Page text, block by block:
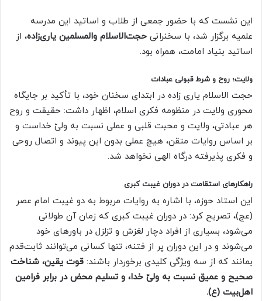
این نشست که با حضور جمعی از طلاب و اساتید این مدرسه
علمیه برگزار شد، با سخنرانی حجت‌الاسلام والمسلمین یاری‌زاده، از
اساتید بنیاد امامت، همراه بود.
ولایت؛ روح و شرط قبولی عبادات
حجت‌ الاسلام یاری‌ زاده در ابتدای سخنان خود، با تأکید بر جایگاه
محوری ولایت در منظومه فکری اسلام، اظهار داشت: حقیقت و روح
هر عبادتی، ولایت و محبت قلبی و عملی نسبت به ولیّ خداست و
بر اساس روایات متقن، هیچ عملی بدون این پیوند و اتصال روحی
و فکری پذیرفته درگاه الهی نخواهد شد.
راهکارهای استقامت در دوران غیبت کبری
این استاد حوزه، با اشاره به روایات مربوط به دو غیبت امام عصر
(عج)، تصریح کرد: در دوران غیبت کبری که زمان آن طولانی
می‌شود، بسیاری از افراد دچار لغزش و تزلزل در باورهای خود
می‌شوند و در این دوران پر از فتنه، تنها کسانی می‌توانند ثابت‌قدم
بمانند که از سه ویژگی کلیدی برخوردار باشند: قوت یقین، شناخت
صحیح و عمیق نسبت به ولیّ خدا، و تسلیم محض در برابر فرامین
اهل‌بیت (ع).